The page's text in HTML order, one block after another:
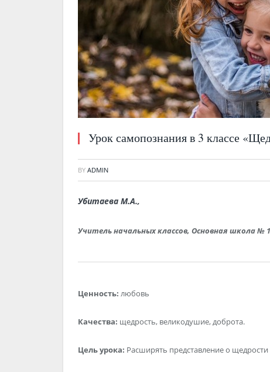
Урок самопознания в 3 классе
BY ADMIN
Убитаева М.А.,
Учитель начальных классов, Основная школа №
Ценность: любовь
Качества: щедрость, великодушие, доброта.
Цель урока: Расширять представление о